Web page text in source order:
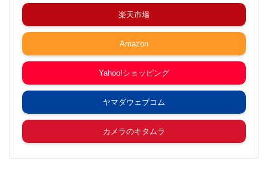
楽天市場
Amazon
Yahoo!ショッピング
ヤマダウェブコム
カメラのキタムラ